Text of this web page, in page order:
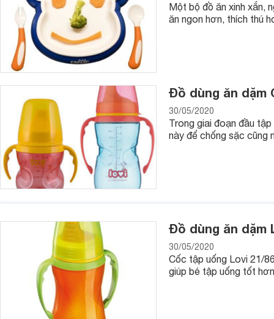
4. Ghế ăn dặm cho bé
bé ăn từng thìa vất vả. Ghế ăn dặm được thiết kế khá tiện
có thêm bàn ăn nhỏ cho bé để bé thoải mái ăn những món
đang tập cách tự ăn.
Một bộ đồ ăn xinh xắn,
ăn ngon hơn, thích thú
Đồ dùng ăn dặm
30/05/2020
Trong giai đoạn đầu
này để chống sặc cũng
Đồ dùng ăn dặm
30/05/2020
Cốc tập uống Lovi 21/
giúp bé tập uống tốt